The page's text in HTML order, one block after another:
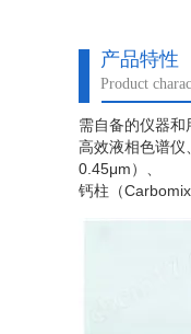
产品特性
Product
需自备的仪器和
高效液相色谱仪
0.45μm）、
钙柱（